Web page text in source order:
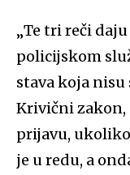
„Te tri reči
policijskom
stava koja nisu
Krivični
prijavu,
je u redu, a